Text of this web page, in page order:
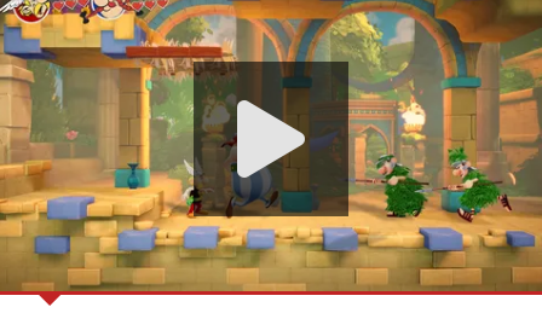
Recenze
Videa
Soutěže
Databáze
Komunita